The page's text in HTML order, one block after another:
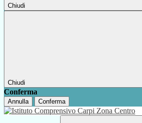
Chiudi
Chiudi
Conferma
Annulla Conferma